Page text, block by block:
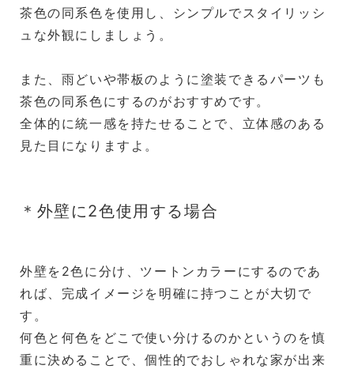
茶色の同系色を使用し、シンプルでスタイリッシ
ュな外観にしましょう。
また、雨どいや帯板のように塗装できるパーツも
茶色の同系色にするのがおすすめです。
全体的に統一感を持たせることで、立体感のある
見た目になりますよ。
＊外壁に2色使用する場合
外壁を2色に分け、ツートンカラーにするのであ
れば、完成イメージを明確に持つことが大切で
す。
何色と何色をどこで使い分けるのかというのを慎
重に決めることで、個性的でおしゃれな家が出来